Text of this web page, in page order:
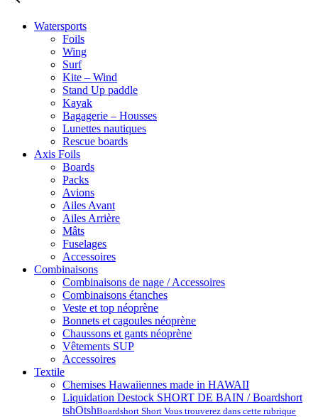
Watersports
Foils
Wing
Surf
Kite – Wind
Stand Up paddle
Kayak
Bagagerie – Housses
Lunettes nautiques
Rescue boards
Axis Foils
Boards
Packs
Avions
Ailes Avant
Ailes Arrière
Mâts
Fuselages
Accessoires
Combinaisons
Combinaisons de nage / Accessoires
Combinaisons étanches
Veste et top néoprène
Bonnets et cagoules néoprène
Chaussons et gants néoprène
Vêtements SUP
Accessoires
Textile
Chemises Hawaiiennes made in HAWAII
Liquidation Destock SHORT DE BAIN / Boardshort
tshOtshBoardshort Short Vous trouverez dans cette rubrique